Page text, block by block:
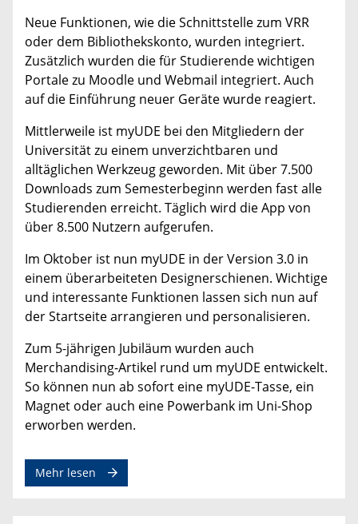
Neue Funktionen, wie die Schnittstelle zum VRR
oder dem Bibliothekskonto, wurden integriert.
Zusätzlich wurden die für Studierende wichtigen
Portale zu Moodle und Webmail integriert. Auch
auf die Einführung neuer Geräte wurde reagiert.
Mittlerweile ist myUDE bei den Mitgliedern der
Universität zu einem unverzichtbaren und
alltäglichen Werkzeug geworden. Mit über 7.500
Downloads zum Semesterbeginn werden fast alle
Studierenden erreicht. Täglich wird die App von
über 8.500 Nutzern aufgerufen.
Im Oktober ist nun myUDE in der Version 3.0 in
einem überarbeiteten Designerschienen. Wichtige
und interessante Funktionen lassen sich nun auf
der Startseite arrangieren und personalisieren.
Zum 5-jährigen Jubiläum wurden auch
Merchandising-Artikel rund um myUDE entwickelt.
So können nun ab sofort eine myUDE-Tasse, ein
Magnet oder auch eine Powerbank im Uni-Shop
erworben werden.
Mehr lesen